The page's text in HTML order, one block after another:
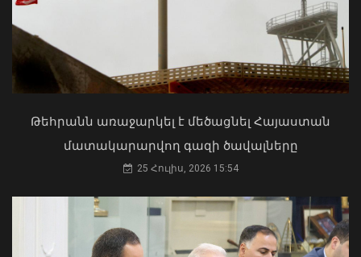
Հրազդանում բացվել է Firebird AI
Ի՞նչ ուղերձ էր ոտքի չկանգնելը.
Աղաջանյանը` ընդդիմությանը
02 Օգոստոս, 2026 15:22
Թեհրանն առաջարկել է մեծացնել Հայաստան
մատակարարվող գազի ծավալները
25 Հուլիս, 2026 15:54